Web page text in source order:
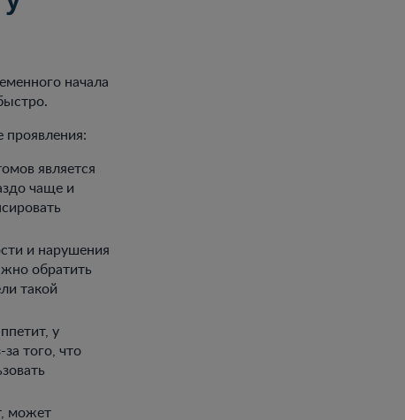
начала
является
чаще и
и нарушения
обратить
такой
у
того, что
может